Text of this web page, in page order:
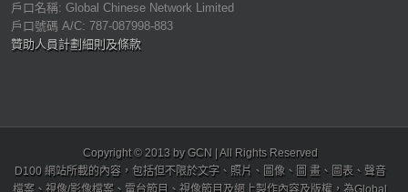
戶口名稱: Global Chinese Network Limited
戶口號碼 A/C: 787-087998-883
贊助人員計劃細則及條款
Copyright © 2013 by GCN | All Rights Reserved
D100 網站所載的內容，包括但不限於文字、照片、圖像、圖 畫、圖表、聲音
檔案、視像/影像檔案、電台節目、視像節目及網上製作內容及版權，為Global